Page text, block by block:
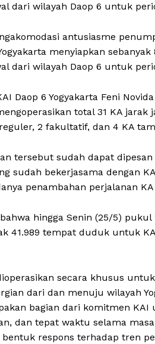
dari wilayah Daop 6 untuk
antusiasme
menyiapkan
dari wilayah Daop 6 untuk
Daop 6 Yogyakarta Feni
total 31 KA
2 fakultatif, dan 4 KA
tersebut sudah dapat
sudah bekerjasama dengan
penambahan perjalanan KA
hingga Senin (25/5)
41.989 tempat duduk untuk
secara khusus
dari dan menuju wilayah
bagian dari komitmen
dan tepat waktu selama
bentuk respons terhadap tren